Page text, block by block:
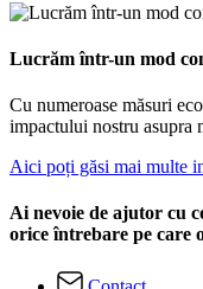
Lucrăm într-un mod
Cu numeroase măsuri
impactului nostru asupra
Aici poți găsi mai multe
Ai nevoie de ajutor cu
orice întrebare pe care